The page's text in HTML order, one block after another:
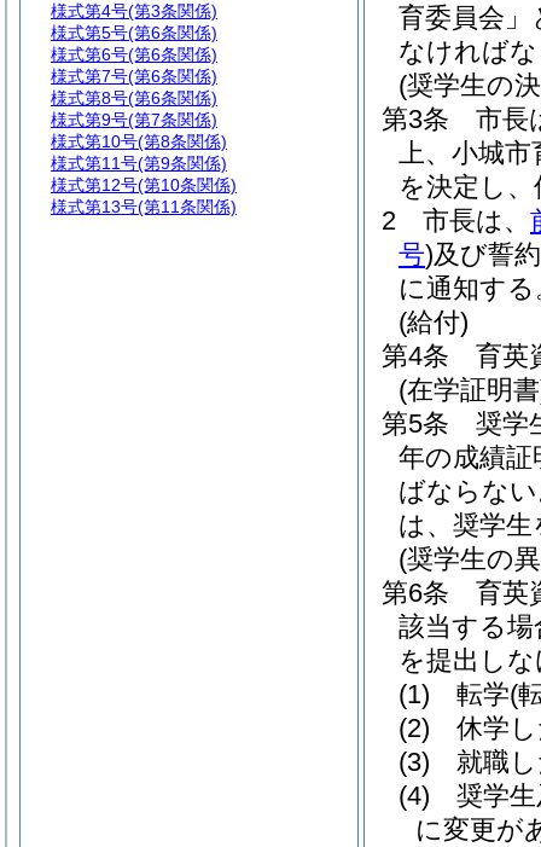
育委員会」
なければ
(奨学生の
第3条
市長
上、小城市
を決定し
2
市長は、
号)及び誓
に通知する
(給付)
第4条
育英
(在学証明
第5条
奨学
年の成績
ばならな
は、奨学
(奨学生の
第6条
育英
該当する
を提出し
(1)
転学(
(2)
休学
(3)
就職
(4)
奨学
に変更
様式第4号(第3条関係)
様式第5号(第6条関係)
様式第6号(第6条関係)
様式第7号(第6条関係)
様式第8号(第6条関係)
様式第9号(第7条関係)
様式第10号(第8条関係)
様式第11号(第9条関係)
様式第12号(第10条関係)
様式第13号(第11条関係)